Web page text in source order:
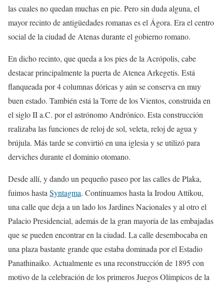
las cuales no quedan muchas en pie. Pero sin duda alguna, el
mayor recinto de antigüedades romanas es el Ágora. Era el centro
social de la ciudad de Atenas durante el gobierno romano.
En dicho recinto, que queda a los pies de la Acrópolis, cabe
destacar principalmente la puerta de Atenea Arkegetis. Está
flanqueada por 4 columnas dóricas y aún se conserva en muy
buen estado. También está la Torre de los Vientos, construida en
el siglo II a.C. por el astrónomo Andrónico. Esta construcción
realizaba las funciones de reloj de sol, veleta, reloj de agua y
brújula. Más tarde se convirtió en una iglesia y se utilizó para
derviches durante el dominio otomano.
Desde allí, y dando un pequeño paseo por las calles de Plaka,
fuimos hasta Syntagma. Continuamos hasta la Irodou Attikou,
una calle que deja a un lado los Jardines Nacionales y al otro el
Palacio Presidencial, además de la gran mayoría de las embajadas
que se pueden encontrar en la ciudad. La calle desembocaba en
una plaza bastante grande que estaba dominada por el Estadio
Panathinaiko. Actualmente es una reconstrucción de 1895 con
motivo de la celebración de los primeros Juegos Olímpicos de la